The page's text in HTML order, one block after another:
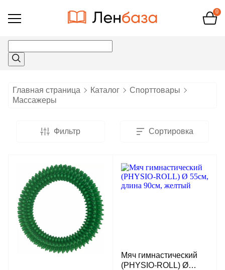
Открыть
0
Главная страница Каталог
Спорттовары
Массажеры
Фильтр Сортировка
Мяч гимнастический
(PHYSIO-ROLL) Ø